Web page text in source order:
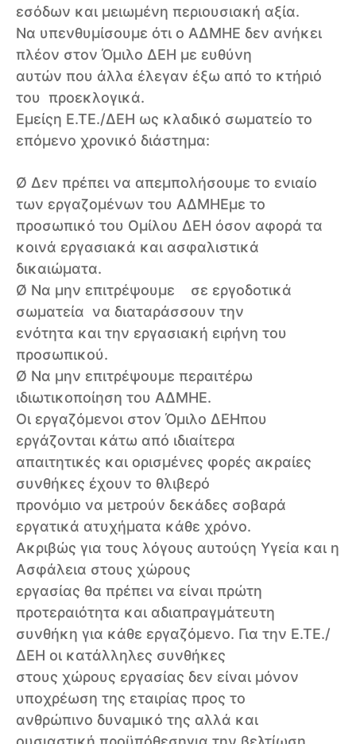
εσόδων και μειωμένη περιουσιακή αξία.
Να υπενθυμίσουμε ότι ο ΑΔΜΗΕ δεν ανήκει
πλέον στον Όμιλο ΔΕΗ με ευθύνη
αυτών που άλλα έλεγαν έξω από το κτήριό
του προεκλογικά.
Εμείςη Ε.ΤΕ./ΔΕΗ ως κλαδικό σωματείο το
επόμενο χρονικό διάστημα:
Ø Δεν πρέπει να απεμπολήσουμε το ενιαίο
των εργαζομένων του ΑΔΜΗΕμε το
προσωπικό του Ομίλου ΔΕΗ όσον αφορά τα
κοινά εργασιακά και ασφαλιστικά
δικαιώματα.
Ø Να μην επιτρέψουμε σε εργοδοτικά
σωματεία να διαταράσσουν την
ενότητα και την εργασιακή ειρήνη του
προσωπικού.
Ø Να μην επιτρέψουμε περαιτέρω
ιδιωτικοποίηση του ΑΔΜΗΕ.
Οι εργαζόμενοι στον Όμιλο ΔΕΗπου
εργάζονται κάτω από ιδιαίτερα
απαιτητικές και ορισμένες φορές ακραίες
συνθήκες έχουν το θλιβερό
προνόμιο να μετρούν δεκάδες σοβαρά
εργατικά ατυχήματα κάθε χρόνο.
Ακριβώς για τους λόγους αυτούςη Υγεία και η
Ασφάλεια στους χώρους
εργασίας θα πρέπει να είναι πρώτη
προτεραιότητα και αδιαπραγμάτευτη
συνθήκη για κάθε εργαζόμενο. Για την Ε.ΤΕ./
ΔΕΗ οι κατάλληλες συνθήκες
στους χώρους εργασίας δεν είναι μόνον
υποχρέωση της εταιρίας προς το
ανθρώπινο δυναμικό της αλλά και